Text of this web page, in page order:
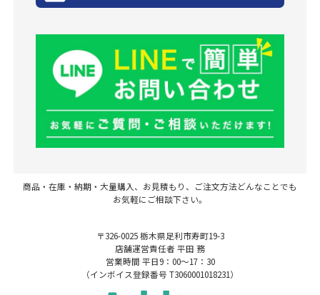
商品・在庫・納期・大量購入、お見積もり、ご注文方法どんなことでも
お気軽にご相談下さい。
〒326-0025 栃木県足利市寿町19-3
店舗運営責任者 平田 務
営業時間 平日9：00～17：30
（インボイス登録番号 T3060001018231）